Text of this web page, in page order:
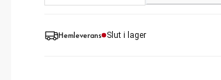
Hemleverans Slut i lager